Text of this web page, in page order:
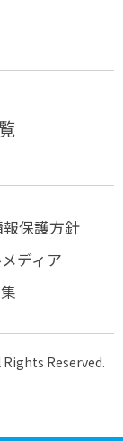
保護方針
ディア
Reserved.